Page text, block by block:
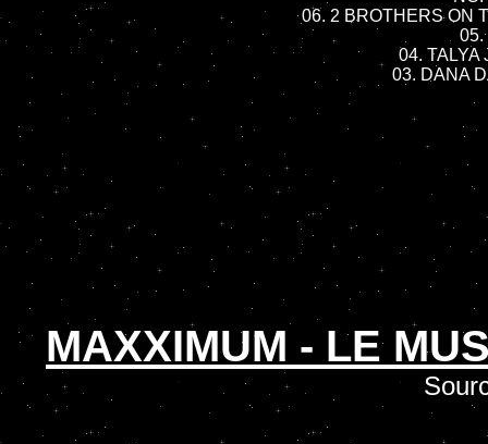
06. 2 BROTHERS ON
05.
04. TALYA
03. DANA
MAXXIMUM - LE